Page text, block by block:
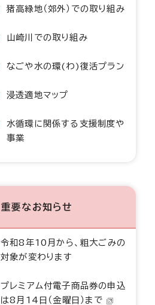
猪高緑地（郊外）での取り組み
山崎川での取り組み
なごや水の環(わ)復活プラン
浸透適地マップ
水循環に関係する支援制度や
事業
重要なお知らせ
令和8年10月から、粗大ごみの
対象が変わります
プレミアム付電子商品券の申込
は8月14日（金曜日）まで